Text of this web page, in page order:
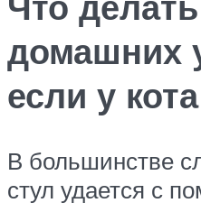
домашних
если у
В большинстве
стул удается с